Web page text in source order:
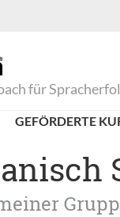
für
GEFÖRDERTE